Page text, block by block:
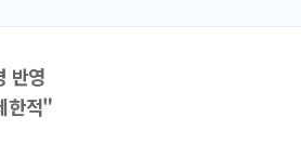
반영
한적"